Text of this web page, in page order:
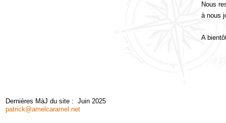
Nous
à nous
A
Dernières MàJ du site : Juin 2025
patrick@amelcaramel.net